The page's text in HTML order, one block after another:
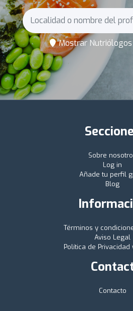
Mostrar
Sobre
Log in
Añade tu perfil
Blog
Términos y
Aviso Legal
Política de Privacidad
Contacto